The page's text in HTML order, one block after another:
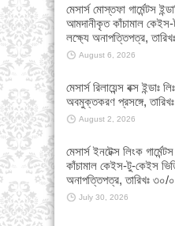
মেসার্স মোস্তফা গার্মেন্টস
আমদানীকৃত কাঁচামাল
লক্ষ্যে অনাপত্তিপত্র,
August 6, 2026
মেসার্স রিলায়েন্স বক্স ইন্ডাঃ
অবমুক্তকরণ প্রসঙ্গে,
August 2, 2026
মেসার্স ইনটেক্স লিংক
কাঁচামাল কেইস-টু-কেইস
অনাপত্তিপত্র, তারিখঃ ৩০/
July 30, 2026